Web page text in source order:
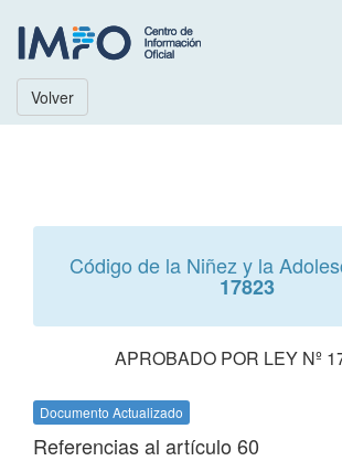
Volver
Código de la Niñez y la
17823
APROBADO POR LEY Nº
Documento Actualizado
Referencias al artículo 60